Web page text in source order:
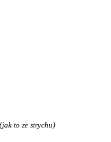
to ze strychu)